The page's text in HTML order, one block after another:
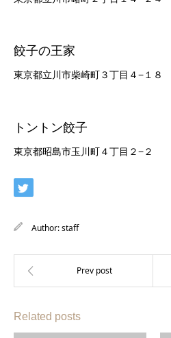
餃子の王家
東京都立川市柴崎町３丁目４−１８
トントン餃子
東京都昭島市玉川町４丁目２−２
Author:staff
Related posts